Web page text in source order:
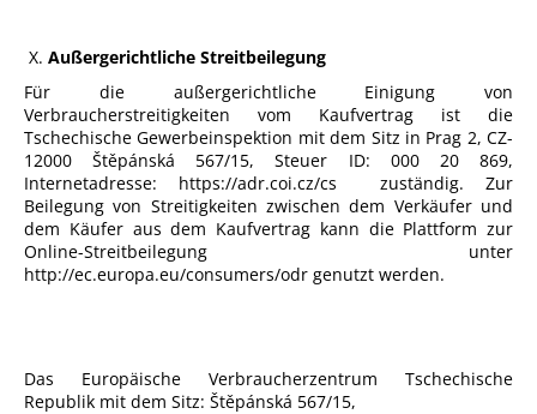
X. Außergerichtliche Streitbeilegung
Für die außergerichtliche Einigung von
Verbraucherstreitigkeiten vom Kaufvertrag ist die
Tschechische Gewerbeinspektion mit dem Sitz in Prag 2, CZ-
12000 Štěpánská 567/15,
Steuer ID: 000 20 869,
Internetadresse: https://adr.coi.cz/cs
zuständig. Zur
Beilegung von Streitigkeiten zwischen dem Verkäufer und
dem Käufer aus dem Kaufvertrag kann die Plattform zur
Online-Streitbeilegung unter
http://ec.europa.eu/consumers/odr genutzt werden.
Das Europäische Verbraucherzentrum Tschechische
Republik mit dem Sitz: Štěpánská 567/15,